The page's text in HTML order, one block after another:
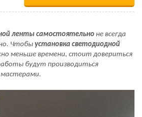
ленты самостоятельно не всегда
Чтобы установка светодиодной
меньше времени, стоит довериться
будут производиться